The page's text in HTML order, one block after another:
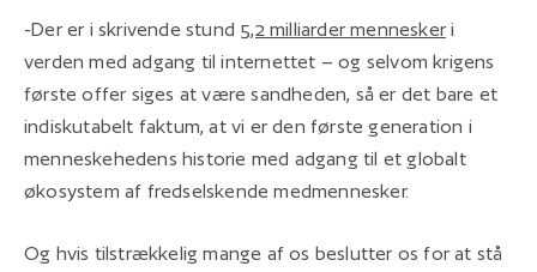
-Der er i skrivende stund 5,2 milliarder menneskeri
verden med adgang til internettet – og selvom krigens
første offer siges at være sandheden, så er det bare et
indiskutabelt faktum, at vi er den første generation i
menneskehedens historie med adgang til et globalt
økosystem af fredselskende medmennesker.
Og hvis tilstrækkelig mange af os beslutter os for at stå